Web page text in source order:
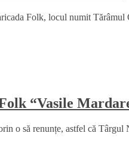
Folk, locul numit
“Vasile
o să renunțe, astfel că